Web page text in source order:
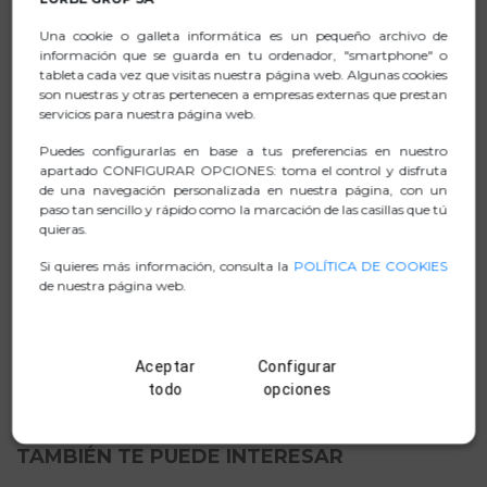
Incluye un desplazamiento antideslizante para
proporcionar agarre extra y 2 botones.
Para ambidiestros.
FICHA TÉCNICA
.ZIP FOTOGRAFIAS
TAMBIÉN TE PUEDE INTERESAR
Una cookie o galleta informática es un pequeño archivo de
información que se guarda en tu ordenador, "smartphone" o
tableta cada vez que visitas nuestra página web. Algunas cookies
son nuestras y otras pertenecen a empresas externas que prestan
servicios para nuestra página web.
Puedes configurarlas en base a tus preferencias en nuestro
apartado CONFIGURAR OPCIONES: toma el control y disfruta
de una navegación personalizada en nuestra página, con un
paso tan sencillo y rápido como la marcación de las casillas que tú
quieras.
Si quieres más información, consulta la POLÍTICA DE COOKIES
de nuestra página web.
Aceptar
todo
Configurar
opciones